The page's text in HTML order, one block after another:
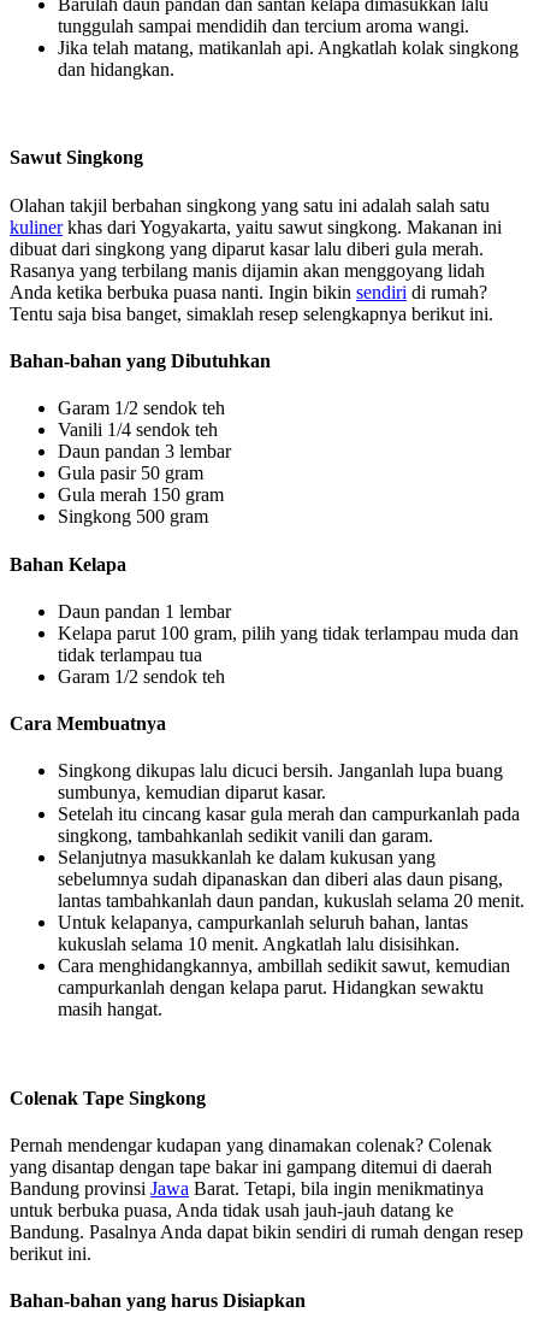
Barulah daun pandan dan santan kelapa dimasukkan lalu
tunggulah sampai mendidih dan tercium aroma wangi.
Jika telah matang, matikanlah api. Angkatlah kolak singkong
dan hidangkan.
Sawut Singkong
Olahan takjil berbahan singkong yang satu ini adalah salah satu
kulinerkhas dari Yogyakarta, yaitu sawut singkong. Makanan ini
dibuat dari singkong yang diparut kasar lalu diberi gula merah.
Rasanya yang terbilang manis dijamin akan menggoyang lidah
Anda ketika berbuka puasa nanti. Ingin bikin sendiri di rumah?
Tentu saja bisa banget, simaklah resep selengkapnya berikut ini.
Bahan-bahan yang Dibutuhkan
Garam 1/2 sendok teh
Vanili 1/4 sendok teh
Daun pandan 3 lembar
Gula pasir 50 gram
Gula merah 150 gram
Singkong 500 gram
Bahan Kelapa
Daun pandan 1 lembar
Kelapa parut 100 gram, pilih yang tidak terlampau muda dan
tidak terlampau tua
Garam 1/2 sendok teh
Cara Membuatnya
Singkong dikupas lalu dicuci bersih. Janganlah lupa buang
sumbunya, kemudian diparut kasar.
Setelah itu cincang kasar gula merah dan campurkanlah pada
singkong, tambahkanlah sedikit vanili dan garam.
Selanjutnya masukkanlah ke dalam kukusan yang
sebelumnya sudah dipanaskan dan diberi alas daun pisang,
lantas tambahkanlah daun pandan, kukuslah selama 20 menit.
Untuk kelapanya, campurkanlah seluruh bahan, lantas
kukuslah selama 10 menit. Angkatlah lalu disisihkan.
Cara menghidangkannya, ambillah sedikit sawut, kemudian
campurkanlah dengan kelapa parut. Hidangkan sewaktu
masih hangat.
Colenak Tape Singkong
Pernah mendengar kudapan yang dinamakan colenak? Colenak
yang disantap dengan tape bakar ini gampang ditemui di daerah
Bandung provinsi Jawa Barat. Tetapi, bila ingin menikmatinya
untuk berbuka puasa, Anda tidak usah jauh-jauh datang ke
Bandung. Pasalnya Anda dapat bikin sendiri di rumah dengan resep
berikut ini.
Bahan-bahan yang harus Disiapkan